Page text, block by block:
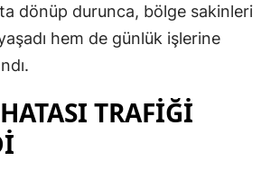
dönüp durunca, bölge sakinleri
hem de günlük işlerine
TRAFİĞİ